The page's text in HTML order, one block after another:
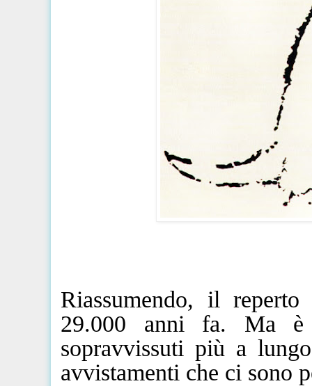
Riassumendo, il reperto
29.000 anni fa. Ma è
sopravvissuti più a
avvistamenti che ci sono